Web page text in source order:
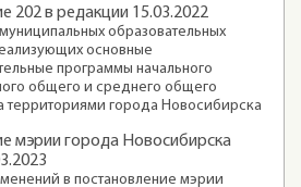
202 в редакции 15.03.2022
образовательных
основные
программы начального
общего и среднего общего
территориями города Новосибирска
мэрии города Новосибирска
в постановление мэрии